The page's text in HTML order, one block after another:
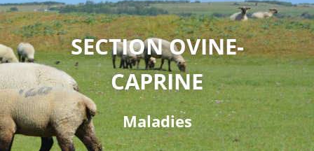
SECTION OVINE-
CAPRINE
Maladies